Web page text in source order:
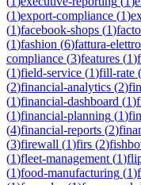
(1)export-compliance (1)
(1)facebook-shops (1)
(1)fashion (6)fattura-
compliance (3)features (1)
(1)field-service (1)fill-rate (
(2)financial-analytics (2)
(1)financial-dashboard (1)
(1)financial-planning (1)
(4)financial-reports (2)
(3)firewall (1)firs (2)
(1)fleet-management (1)
(1)food-manufacturing (1)